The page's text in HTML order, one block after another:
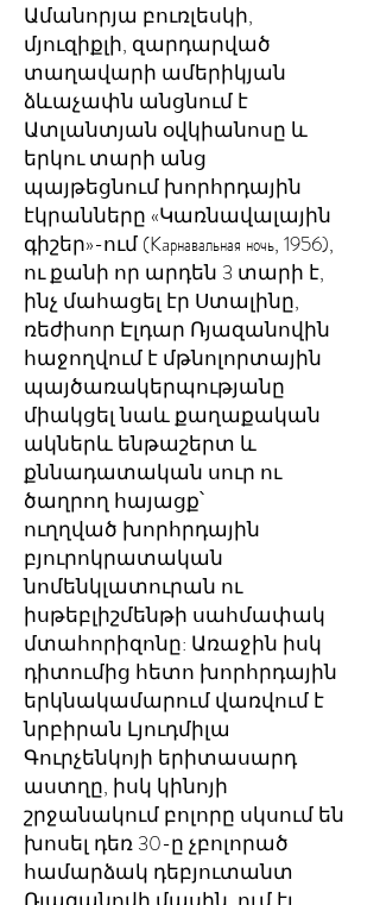
Ամանորյա բուռլեսկի,
մյուզիքլի, զարդարված
տաղավարի ամերիկյան
ձևաչափն անցնում է
Ատլանտյան օվկիանոսը և
երկու տարի անց
պայթեցնում խորհրդային
էկրանները «Կառնավալային
գիշեր»-ում (Kaрнавальная ночь, 1956),
ու քանի որ արդեն 3 տարի է,
ինչ մահացել էր Ստալինը,
ռեժիսոր Էլդար Ռյազանովին
հաջողվում է մթնոլորտային
պայծառակերպությանը
միակցել նաև քաղաքական
ակներև ենթաշերտ և
քննադատական սուր ու
ծաղրող հայացք՝
ուղղված խորհրդային
բյուրոկրատական
նոմենկլատուրան ու
իսթեբլիշմենթի սահմափակ
մտահորիզոնը: Առաջին իսկ
դիտումից հետո խորհրդային
երկնակամարում վառվում է
նրբիրան Լյուդմիլա
Գուրչենկոյի երիտասարդ
աստղը, իսկ կինոյի
շրջանակում բոլորը սկսում են
խոսել դեռ 30-ը չբոլորած
համարձակ դեբյուտանտ